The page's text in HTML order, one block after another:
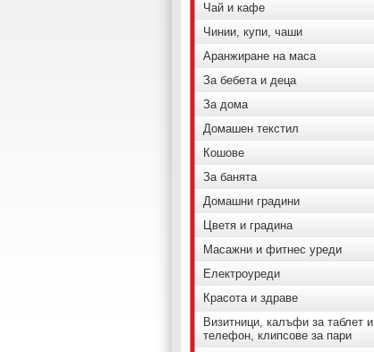
Чай и кафе
Чинии, купи, чаши
Аранжиране на маса
За бебета и деца
За дома
Домашен текстил
Кошове
За банята
Домашни градини
Цветя и градина
Масажни и фитнес уреди
Електроуреди
Красота и здраве
Визитници, калъфи за таблет и
телефон, клипсове за пари